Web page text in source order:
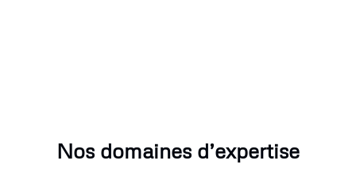
Nos domaines d’expertise